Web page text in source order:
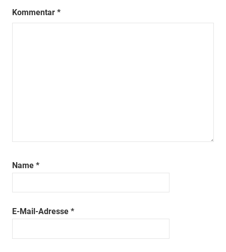
Kommentar *
Name *
E-Mail-Adresse *